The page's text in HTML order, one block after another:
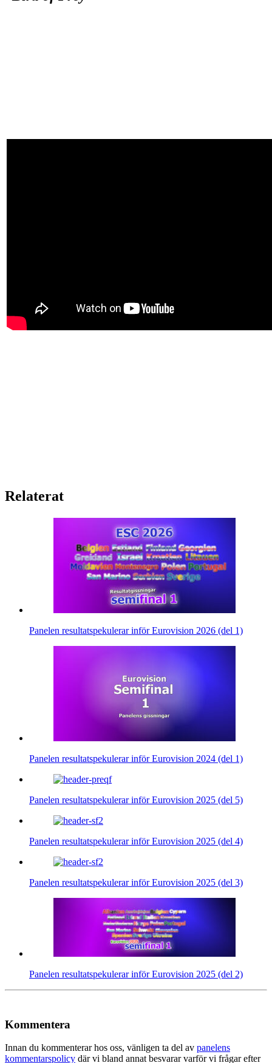
Relaterat
Panelen resultatspekulerar inför Eurovision 2026 (del 1)
Panelen resultatspekulerar inför Eurovision 2024 (del 1)
Panelen resultatspekulerar inför Eurovision 2025 (del 5)
Panelen resultatspekulerar inför Eurovision 2025 (del 4)
Panelen resultatspekulerar inför Eurovision 2025 (del 3)
Panelen resultatspekulerar inför Eurovision 2025 (del 2)
Kommentera
Innan du kommenterar hos oss, vänligen ta del av panelens
kommentarspolicy där vi bland annat besvarar varför vi frågar efter